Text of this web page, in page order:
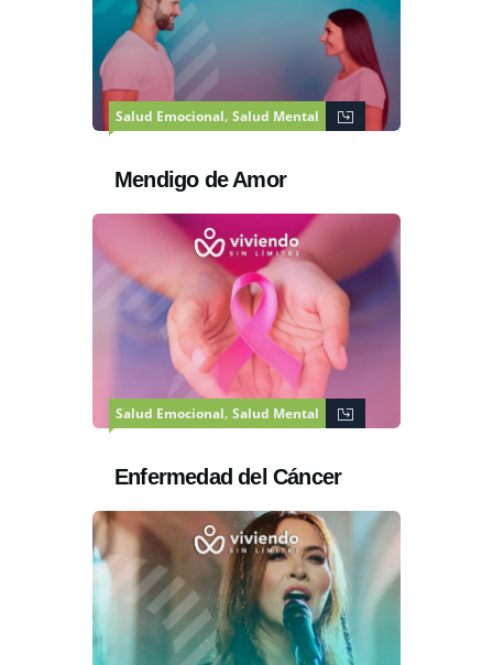
Salud Emocional, Salud Mental
Mendigo de Amor
Salud Emocional, Salud Mental
Enfermedad del Cáncer